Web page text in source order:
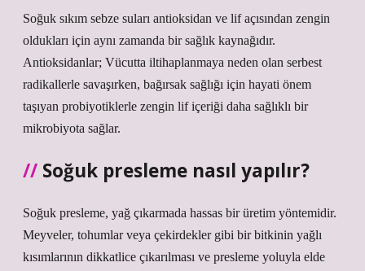
Soğuk sıkım sebze suları antioksidan ve lif açısından zengin
oldukları için aynı zamanda bir sağlık kaynağıdır.
Antioksidanlar; Vücutta iltihaplanmaya neden olan serbest
radikallerle savaşırken, bağırsak sağlığı için hayati önem
taşıyan probiyotiklerle zengin lif içeriği daha sağlıklı bir
mikrobiyota sağlar.
Soğuk presleme nasıl yapılır?
Soğuk presleme, yağ çıkarmada hassas bir üretim yöntemidir.
Meyveler, tohumlar veya çekirdekler gibi bir bitkinin yağlı
kısımlarının dikkatlice çıkarılması ve presleme yoluyla elde